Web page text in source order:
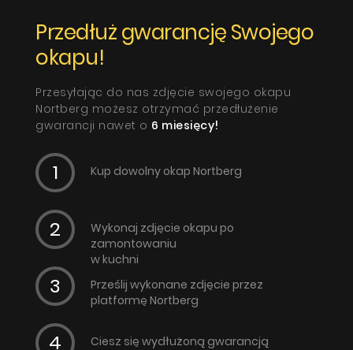
Przedłuż gwarancję Swojego
okapu!
Przesyłając do nas zdjęcie swojego okapu
Nortberg możesz otrzymać przedłużenie
gwarancji nawet o 6 miesięcy!
Kup dowolny okap Nortberg
Wykonaj zdjęcie okapu po
zamontowaniu
w kuchni
Prześlij wykonane zdjęcie przez
platformę Nortberg
Ciesz się wydłużoną gwarancją